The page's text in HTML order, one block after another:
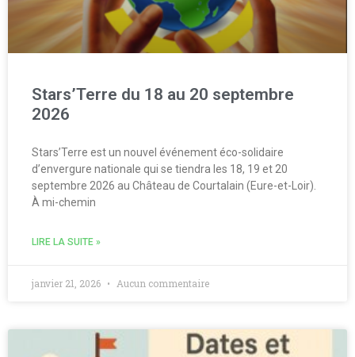
Stars’Terre du 18 au 20 septembre
2026
Stars’Terre est un nouvel événement éco-solidaire
d’envergure nationale qui se tiendra les 18, 19 et 20
septembre 2026 au Château de Courtalain (Eure-et-Loir).
À mi-chemin
LIRE LA SUITE »
janvier 21, 2026 Aucun commentaire